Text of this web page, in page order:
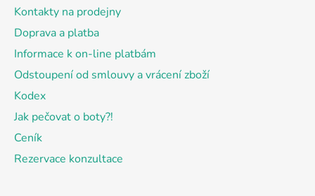
Kontakty na prodejny
Doprava a platba
Informace k on-line platbám
Odstoupení od smlouvy a vrácení zboží
Kodex
Jak pečovat o boty?!
Ceník
Rezervace konzultace